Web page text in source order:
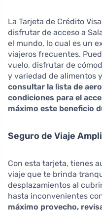
La Tarjeta de Crédito
disfrutar de acceso a
el mundo, lo cual es un
viajeros frecuentes.
vuelo, disfrutar de
y variedad de alimentos
consultar la lista de
condiciones para el
máximo este beneficio
Seguro de Viaje
Con esta tarjeta, tienes
viaje que te brinda
desplazamientos al
hasta inconvenientes
máximo provecho,